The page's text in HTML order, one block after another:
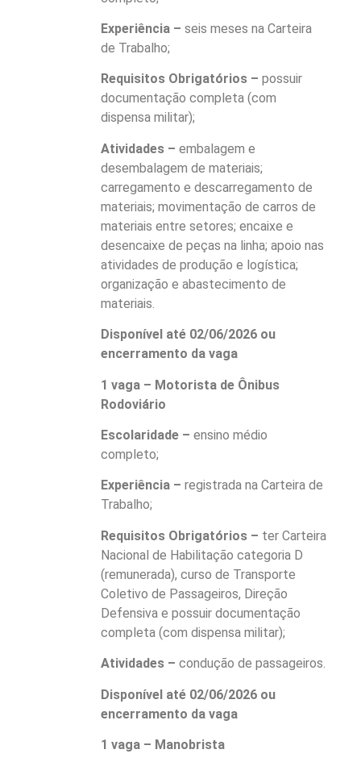
Experiência – seis meses na Carteira
de Trabalho;
Requisitos Obrigatórios – possuir
documentação completa (com
dispensa militar);
Atividades – embalagem e
desembalagem de materiais;
carregamento e descarregamento de
materiais; movimentação de carros de
materiais entre setores; encaixe e
desencaixe de peças na linha; apoio nas
atividades de produção e logística;
organização e abastecimento de
materiais.
Disponível até 02/06/2026 ou
encerramento da vaga
1 vaga – Motorista de Ônibus
Rodoviário
Escolaridade – ensino médio
completo;
Experiência – registrada na Carteira de
Trabalho;
Requisitos Obrigatórios – ter Carteira
Nacional de Habilitação categoria D
(remunerada), curso de Transporte
Coletivo de Passageiros, Direção
Defensiva e possuir documentação
completa (com dispensa militar);
Atividades – condução de passageiros.
Disponível até 02/06/2026 ou
encerramento da vaga
1 vaga – Manobrista